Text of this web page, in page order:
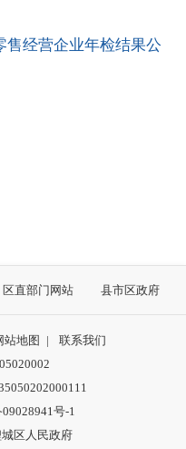
售经营企业年检结果公
区直部门网站 县市区政府
站地图 |
联系我们
号-1
区人民政府